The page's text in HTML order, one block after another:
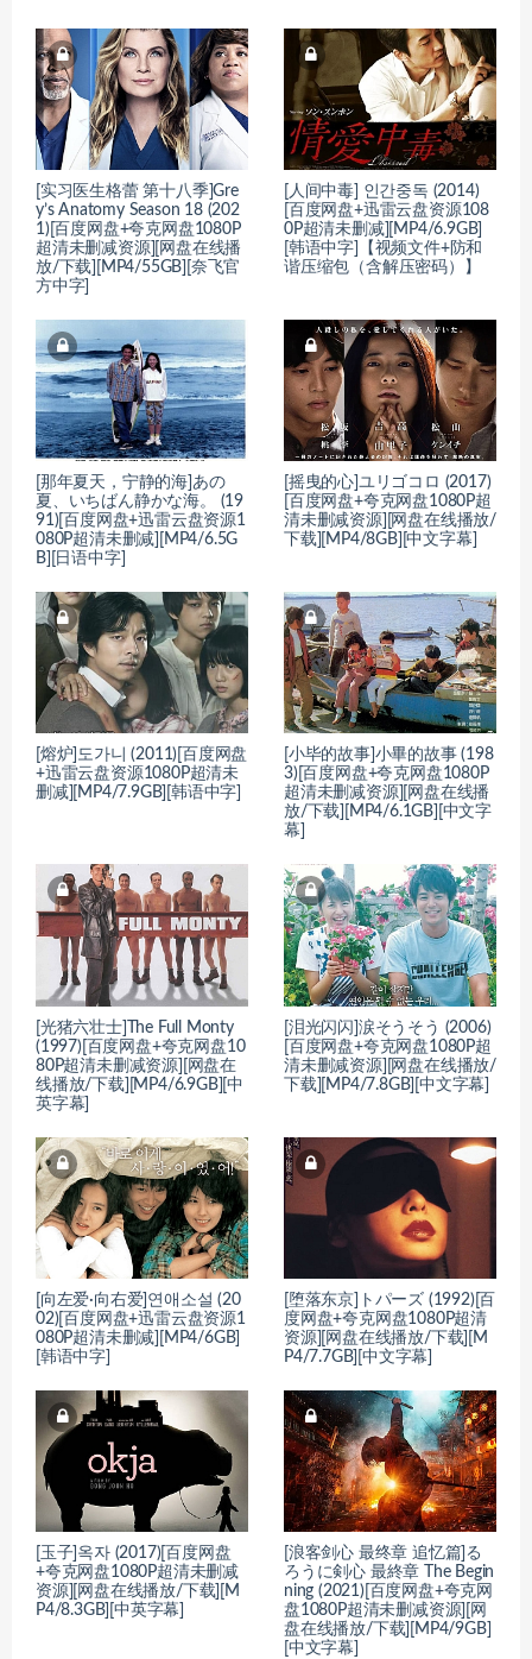
[实习医生格蕾 第十八季]Gre
y’s Anatomy Season 18 (202
1)[百度网盘+夸克网盘1080P
超清未删减资源][网盘在线播
放/下载][MP4/55GB][奈飞官
方中字]
[人间中毒] 인간중독 (2014)
[百度网盘+迅雷云盘资源108
0P超清未删减][MP4/6.9GB]
[韩语中字]【视频文件+防和
谐压缩包（含解压密码）】
[那年夏天，宁静的海]あの
夏、いちばん静かな海。 (19
91)[百度网盘+迅雷云盘资源1
080P超清未删减][MP4/6.5G
B][日语中字]
[摇曳的心]ユリゴコロ (2017)
[百度网盘+夸克网盘1080P超
清未删减资源][网盘在线播放/
下载][MP4/8GB][中文字幕]
[熔炉]도가니 (2011)[百度网盘
+迅雷云盘资源1080P超清未
删减][MP4/7.9GB][韩语中字]
[小毕的故事]小畢的故事 (198
3)[百度网盘+夸克网盘1080P
超清未删减资源][网盘在线播
放/下载][MP4/6.1GB][中文字
幕]
[光猪六壮士]The Full Monty
(1997)[百度网盘+夸克网盘10
80P超清未删减资源][网盘在
线播放/下载][MP4/6.9GB][中
英字幕]
[泪光闪闪]涙そうそう (2006)
[百度网盘+夸克网盘1080P超
清未删减资源][网盘在线播放/
下载][MP4/7.8GB][中文字幕]
[向左爱·向右爱]연애소설 (20
02)[百度网盘+迅雷云盘资源1
080P超清未删减][MP4/6GB]
[韩语中字]
[堕落东京]トパーズ (1992)[百
度网盘+夸克网盘1080P超清
资源][网盘在线播放/下载][M
P4/7.7GB][中文字幕]
[玉子]옥자 (2017)[百度网盘
+夸克网盘1080P超清未删减
资源][网盘在线播放/下载][M
P4/8.3GB][中英字幕]
[浪客剑心 最终章 追忆篇]る
ろうに剣心 最終章 The Begin
ning (2021)[百度网盘+夸克网
盘1080P超清未删减资源][网
盘在线播放/下载][MP4/9GB]
[中文字幕]